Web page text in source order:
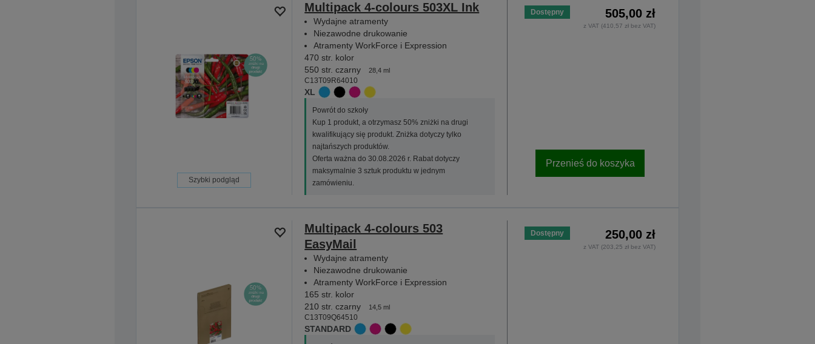
Szybki podgląd
Multipack 4-colours 503XL Ink
Wydajne atramenty
Niezawodne drukowanie
Atramenty WorkForce i Expression
470 str. kolor
550 str. czarny
28,4 ml
C13T09R64010
XL
Powrót do szkoły
Kup 1 produkt, a otrzymasz 50% zniżki na drugi
kwalifikujący się produkt. Zniżka dotyczy tylko
najtańszych produktów.
Oferta ważna do 30.08.2026 r. Rabat dotyczy
maksymalnie 3 sztuk produktu w jednym
zamówieniu.
Dostępny 505,00 zł
z VAT (410,57 zł bez VAT)
Przenieś do koszyka
Multipack 4-colours 503
EasyMail
Wydajne atramenty
Niezawodne drukowanie
Atramenty WorkForce i Expression
165 str. kolor
210 str. czarny
14,5 ml
C13T09Q64510
STANDARD
Dostępny 250,00 zł
z VAT (203,25 zł bez VAT)